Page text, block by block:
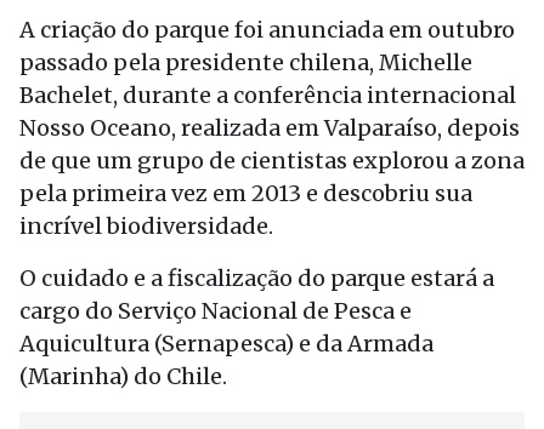
A criação do parque foi anunciada em outubro
passado pela presidente chilena, Michelle
Bachelet, durante a conferência internacional
Nosso Oceano, realizada em Valparaíso, depois
de que um grupo de cientistas explorou a zona
pela primeira vez em 2013 e descobriu sua
incrível biodiversidade.
O cuidado e a fiscalização do parque estará a
cargo do Serviço Nacional de Pesca e
Aquicultura (Sernapesca) e da Armada
(Marinha) do Chile.